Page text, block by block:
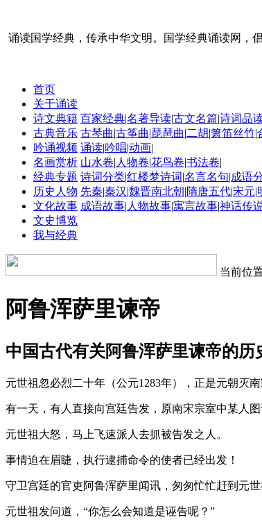
诵读国学经典，传承中华文明。国学经典诵读网，
首页
关于诵读
诗文典籍 百家经典|名著导读|古文名篇|诗词品
古典音乐 古琴曲|古筝曲|琵琶曲|二胡|箫笛丝竹|
吟诵视频 诵读|吟唱|动画|
名画赏析 山水卷| 人物卷|花鸟卷|书法卷|
经典专题 诗词分类|红楼梦诗词|名言名句|成语
历史人物 先秦|秦汉|魏晋南北朝|隋唐五代|宋元|
文化故事 成语故事| 人物故事|寓言故事|神话传
文史博览
我与经典
当前位
阿鲁浑萨里谏帝
中国古代有关阿鲁浑萨里谏帝的历
元世祖忽必烈二十年（公元1283年），正是元朝灭南
有一天，有人直接向宫廷告发，原南宋宗室中某人
元世祖大怒，马上飞速派人去抓被告发之人。
事情迫在眉睫，执行逮捕命令的使者已经出发！
守卫宫廷的官吏阿鲁浑萨里闻讯，匆匆忙忙赶到元
元世祖发问道，“你怎么会知道是诬告呢？”